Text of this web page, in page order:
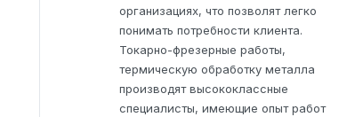
организациях, что позволят легко
понимать потребности клиента.
Токарно-фрезерные работы,
термическую обработку металла
производят высококлассные
специалисты, имеющие опыт работ